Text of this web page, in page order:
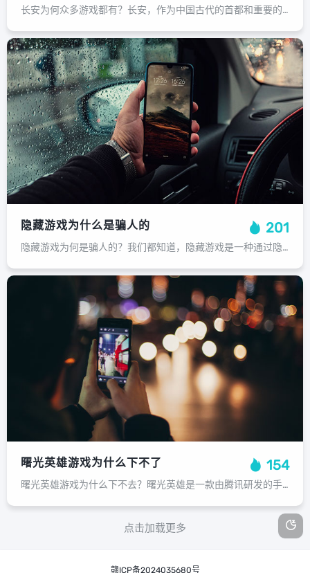
长安为何众多游戏都有？长安，作为中国古代的首都和重要的政治、经济中心，一直以来都是人们心中的一个神秘符号，它承载着中国五千年的历史文化和文化底蕴，也成为了许多游戏开发者们的灵感源泉，为什么那么多游戏里都有长安呢？这其中有着多...
隐藏游戏为什么是骗人的 201
隐藏游戏为何是骗人的？我们都知道，隐藏游戏是一种通过隐藏的规则或功能来吸引玩家并赢得奖励的游戏，有些隐藏游戏看起来非常吸引人，但是实际上它们却具有欺诈性的特征，隐藏游戏通常需要玩家花费大量的时间才能完全理解和掌握其规则和机制...
曙光英雄游戏为什么下不了 154
曙光英雄游戏为什么下不去？曙光英雄是一款由腾讯研发的手机动作冒险游戏，于2018年7月16日在中国大陆首发，自发布以来，这款游戏凭借其独特的画风和丰富的角色设定受到了广大玩家的喜爱，在最近的一次更新中，许多玩家发现曙光英雄游...
点击加载更多
赣ICP备2024035680号